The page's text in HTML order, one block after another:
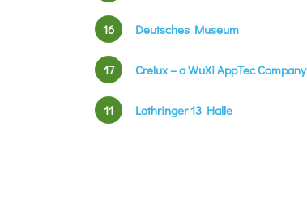
16 Deutsches Museum
17 Crelux – a WuXi AppTec Company
11 Lothringer 13 Halle